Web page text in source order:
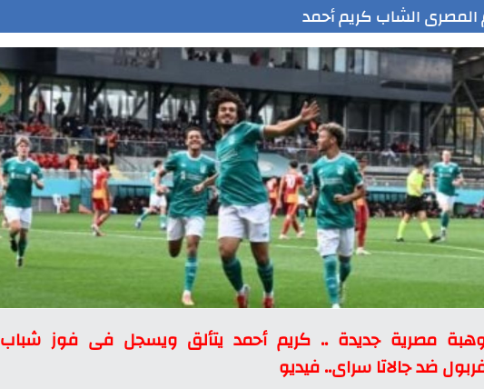
المصرى الشاب كريم أحمد
مصرية جديدة .. كريم أحمد يتألق ويسجل فى فوز شباب
ضد جالاتا سراى.. فيديو